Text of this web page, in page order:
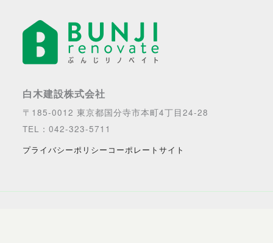
白木建設株式会社
〒185-0012 東京都国分寺市本町4丁目24-28
TEL：042-323-5711
プライバシーポリシー コーポレートサイト